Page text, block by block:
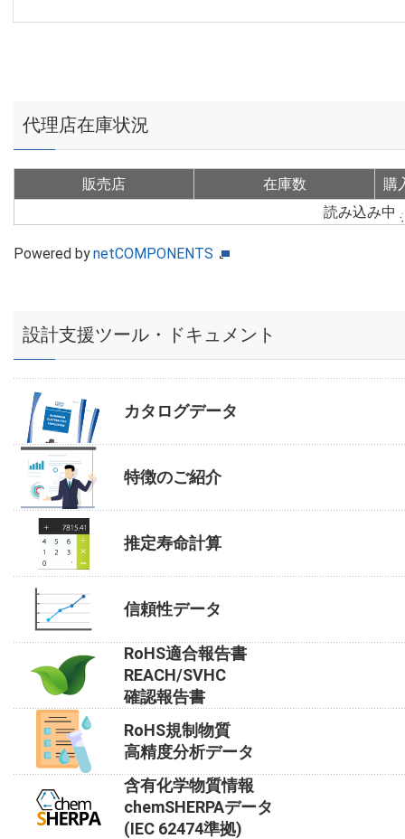
代理店在庫状況
販売店 在庫数
購
読み込み中
Powered bynetCOMPONENTS
設計支援ツール・ドキュメント
カタログデータ
特徴のご紹介
推定寿命計算
信頼性データ
RoHS適合報告書
REACH/SVHC
確認報告書
RoHS規制物質
高精度分析データ
含有化学物質情報
chemSHERPAデータ
(IEC 62474準拠)